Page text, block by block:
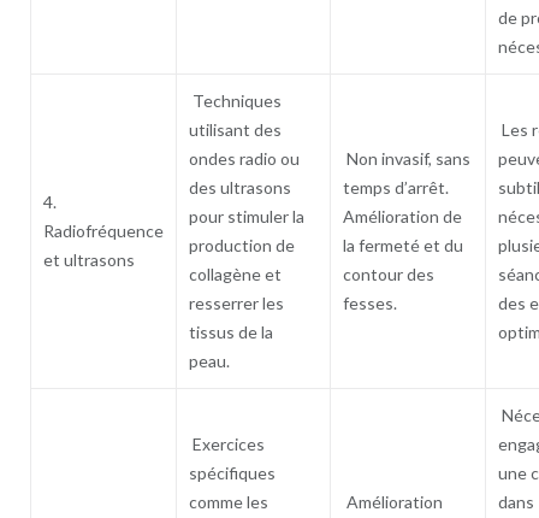
de
4.
Radiofréquence
et ultrasons
Techniques
utilisant des
ondes radio ou
des ultrasons
pour stimuler la
production de
collagène et
resserrer les
tissus de la
peau.
Non invasif, sans
temps d’arrêt.
Amélioration de
la fermeté et du
contour des
fesses.
Les
des
Exercices
spécifiques
comme les
Amélioration
une
dans